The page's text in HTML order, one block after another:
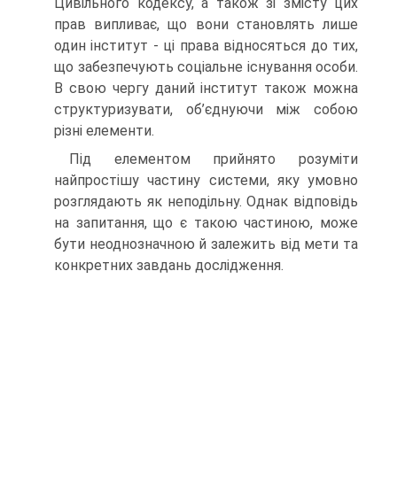
прав випливає, що вони становлять лише
один інститут - ці права відносяться до тих,
що забезпечують соціальне існування особи.
В свою чергу даний інститут також можна
структуризувати, об’єднуючи між собою
різні елементи.
Під елементом прийнято розуміти
найпростішу частину системи, яку умовно
розглядають як неподільну. Однак відповідь
на запитання, що є такою частиною, може
бути неоднозначною й залежить від мети та
конкретних завдань дослідження.